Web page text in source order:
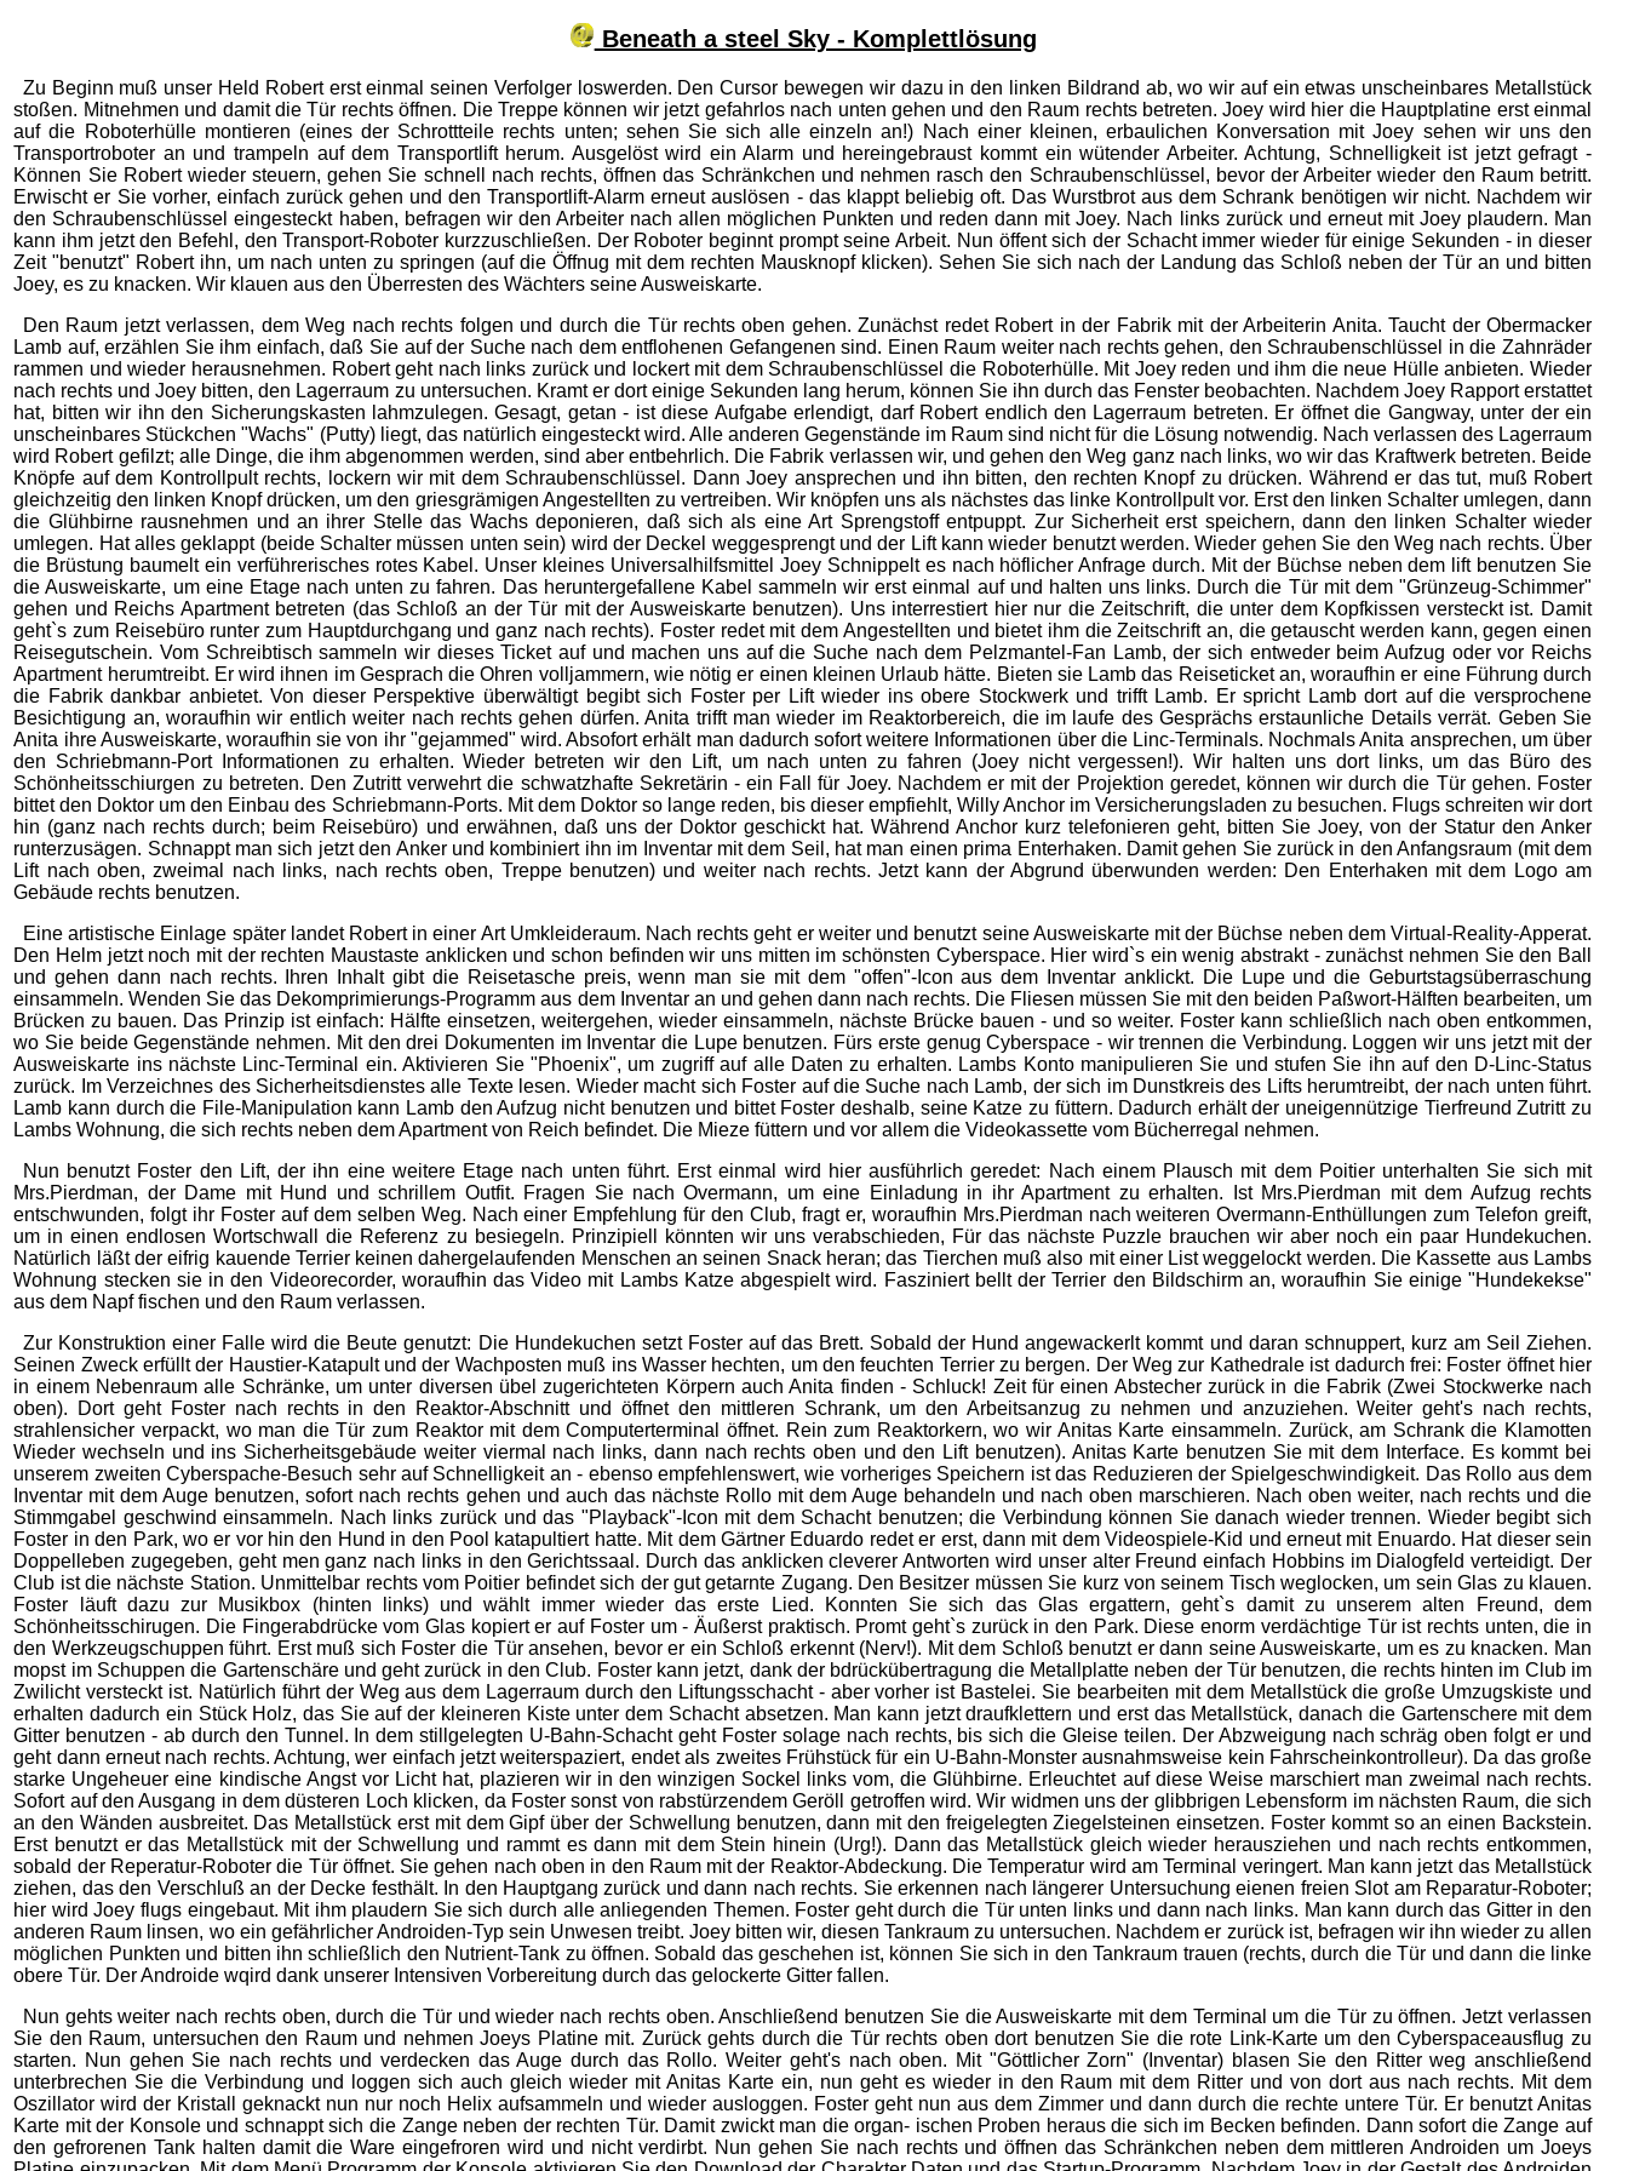
Beneath a steel Sky - Komplettlösung
Zu Beginn muß unser Held Robert erst einmal seinen Verfolger loswerden. Den Cursor bewegen wir dazu in den linken Bildrand ab, wo wir auf ein etwas unscheinbares Metallstück
stoßen. Mitnehmen und damit die Tür rechts öffnen. Die Treppe können wir jetzt gefahrlos nach unten gehen und den Raum rechts betreten. Joey wird hier die Hauptplatine erst einmal
auf die Roboterhülle montieren (eines der Schrottteile rechts unten; sehen Sie sich alle einzeln an!) Nach einer kleinen, erbaulichen Konversation mit Joey sehen wir uns den
Transportroboter an und trampeln auf dem Transportlift herum. Ausgelöst wird ein Alarm und hereingebraust kommt ein wütender Arbeiter. Achtung, Schnelligkeit ist jetzt gefragt -
Können Sie Robert wieder steuern, gehen Sie schnell nach rechts, öffnen das Schränkchen und nehmen rasch den Schraubenschlüssel, bevor der Arbeiter wieder den Raum betritt.
Erwischt er Sie vorher, einfach zurück gehen und den Transportlift-Alarm erneut auslösen - das klappt beliebig oft. Das Wurstbrot aus dem Schrank benötigen wir nicht. Nachdem wir
den Schraubenschlüssel eingesteckt haben, befragen wir den Arbeiter nach allen möglichen Punkten und reden dann mit Joey. Nach links zurück und erneut mit Joey plaudern. Man
kann ihm jetzt den Befehl, den Transport-Roboter kurzzuschließen. Der Roboter beginnt prompt seine Arbeit. Nun öffent sich der Schacht immer wieder für einige Sekunden - in dieser
Zeit "benutzt" Robert ihn, um nach unten zu springen (auf die Öffnug mit dem rechten Mausknopf klicken). Sehen Sie sich nach der Landung das Schloß neben der Tür an und bitten
Joey, es zu knacken. Wir klauen aus den Überresten des Wächters seine Ausweiskarte.
Den Raum jetzt verlassen, dem Weg nach rechts folgen und durch die Tür rechts oben gehen. Zunächst redet Robert in der Fabrik mit der Arbeiterin Anita. Taucht der Obermacker
Lamb auf, erzählen Sie ihm einfach, daß Sie auf der Suche nach dem entflohenen Gefangenen sind. Einen Raum weiter nach rechts gehen, den Schraubenschlüssel in die Zahnräder
rammen und wieder herausnehmen. Robert geht nach links zurück und lockert mit dem Schraubenschlüssel die Roboterhülle. Mit Joey reden und ihm die neue Hülle anbieten. Wieder
nach rechts und Joey bitten, den Lagerraum zu untersuchen. Kramt er dort einige Sekunden lang herum, können Sie ihn durch das Fenster beobachten. Nachdem Joey Rapport erstattet
hat, bitten wir ihn den Sicherungskasten lahmzulegen. Gesagt, getan - ist diese Aufgabe erlendigt, darf Robert endlich den Lagerraum betreten. Er öffnet die Gangway, unter der ein
unscheinbares Stückchen "Wachs" (Putty) liegt, das natürlich eingesteckt wird. Alle anderen Gegenstände im Raum sind nicht für die Lösung notwendig. Nach verlassen des Lagerraum
wird Robert gefilzt; alle Dinge, die ihm abgenommen werden, sind aber entbehrlich. Die Fabrik verlassen wir, und gehen den Weg ganz nach links, wo wir das Kraftwerk betreten. Beide
Knöpfe auf dem Kontrollpult rechts, lockern wir mit dem Schraubenschlüssel. Dann Joey ansprechen und ihn bitten, den rechten Knopf zu drücken. Während er das tut, muß Robert
gleichzeitig den linken Knopf drücken, um den griesgrämigen Angestellten zu vertreiben. Wir knöpfen uns als nächstes das linke Kontrollpult vor. Erst den linken Schalter umlegen, dann
die Glühbirne rausnehmen und an ihrer Stelle das Wachs deponieren, daß sich als eine Art Sprengstoff entpuppt. Zur Sicherheit erst speichern, dann den linken Schalter wieder
umlegen. Hat alles geklappt (beide Schalter müssen unten sein) wird der Deckel weggesprengt und der Lift kann wieder benutzt werden. Wieder gehen Sie den Weg nach rechts. Über
die Brüstung baumelt ein verführerisches rotes Kabel. Unser kleines Universalhilfsmittel Joey Schnippelt es nach höflicher Anfrage durch. Mit der Büchse neben dem lift benutzen Sie
die Ausweiskarte, um eine Etage nach unten zu fahren. Das heruntergefallene Kabel sammeln wir erst einmal auf und halten uns links. Durch die Tür mit dem "Grünzeug-Schimmer"
gehen und Reichs Apartment betreten (das Schloß an der Tür mit der Ausweiskarte benutzen). Uns interrestiert hier nur die Zeitschrift, die unter dem Kopfkissen versteckt ist. Damit
geht`s zum Reisebüro runter zum Hauptdurchgang und ganz nach rechts). Foster redet mit dem Angestellten und bietet ihm die Zeitschrift an, die getauscht werden kann, gegen einen
Reisegutschein. Vom Schreibtisch sammeln wir dieses Ticket auf und machen uns auf die Suche nach dem Pelzmantel-Fan Lamb, der sich entweder beim Aufzug oder vor Reichs
Apartment herumtreibt. Er wird ihnen im Gesprach die Ohren volljammern, wie nötig er einen kleinen Urlaub hätte. Bieten sie Lamb das Reiseticket an, woraufhin er eine Führung durch
die Fabrik dankbar anbietet. Von dieser Perspektive überwältigt begibt sich Foster per Lift wieder ins obere Stockwerk und trifft Lamb. Er spricht Lamb dort auf die versprochene
Besichtigung an, woraufhin wir entlich weiter nach rechts gehen dürfen. Anita trifft man wieder im Reaktorbereich, die im laufe des Gesprächs erstaunliche Details verrät. Geben Sie
Anita ihre Ausweiskarte, woraufhin sie von ihr "gejammed" wird. Absofort erhält man dadurch sofort weitere Informationen über die Linc-Terminals. Nochmals Anita ansprechen, um über
den Schriebmann-Port Informationen zu erhalten. Wieder betreten wir den Lift, um nach unten zu fahren (Joey nicht vergessen!). Wir halten uns dort links, um das Büro des
Schönheitsschiurgen zu betreten. Den Zutritt verwehrt die schwatzhafte Sekretärin - ein Fall für Joey. Nachdem er mit der Projektion geredet, können wir durch die Tür gehen. Foster
bittet den Doktor um den Einbau des Schriebmann-Ports. Mit dem Doktor so lange reden, bis dieser empfiehlt, Willy Anchor im Versicherungsladen zu besuchen. Flugs schreiten wir dort
hin (ganz nach rechts durch; beim Reisebüro) und erwähnen, daß uns der Doktor geschickt hat. Während Anchor kurz telefonieren geht, bitten Sie Joey, von der Statur den Anker
runterzusägen. Schnappt man sich jetzt den Anker und kombiniert ihn im Inventar mit dem Seil, hat man einen prima Enterhaken. Damit gehen Sie zurück in den Anfangsraum (mit dem
Lift nach oben, zweimal nach links, nach rechts oben, Treppe benutzen) und weiter nach rechts. Jetzt kann der Abgrund überwunden werden: Den Enterhaken mit dem Logo am
Gebäude rechts benutzen.
Eine artistische Einlage später landet Robert in einer Art Umkleideraum. Nach rechts geht er weiter und benutzt seine Ausweiskarte mit der Büchse neben dem Virtual-Reality-Apperat.
Den Helm jetzt noch mit der rechten Maustaste anklicken und schon befinden wir uns mitten im schönsten Cyberspace. Hier wird`s ein wenig abstrakt - zunächst nehmen Sie den Ball
und gehen dann nach rechts. Ihren Inhalt gibt die Reisetasche preis, wenn man sie mit dem "offen"-Icon aus dem Inventar anklickt. Die Lupe und die Geburtstagsüberraschung
einsammeln. Wenden Sie das Dekomprimierungs-Programm aus dem Inventar an und gehen dann nach rechts. Die Fliesen müssen Sie mit den beiden Paßwort-Hälften bearbeiten, um
Brücken zu bauen. Das Prinzip ist einfach: Hälfte einsetzen, weitergehen, wieder einsammeln, nächste Brücke bauen - und so weiter. Foster kann schließlich nach oben entkommen,
wo Sie beide Gegenstände nehmen. Mit den drei Dokumenten im Inventar die Lupe benutzen. Fürs erste genug Cyberspace - wir trennen die Verbindung. Loggen wir uns jetzt mit der
Ausweiskarte ins nächste Linc-Terminal ein. Aktivieren Sie "Phoenix", um zugriff auf alle Daten zu erhalten. Lambs Konto manipulieren Sie und stufen Sie ihn auf den D-Linc-Status
zurück. Im Verzeichnes des Sicherheitsdienstes alle Texte lesen. Wieder macht sich Foster auf die Suche nach Lamb, der sich im Dunstkreis des Lifts herumtreibt, der nach unten führt.
Lamb kann durch die File-Manipulation kann Lamb den Aufzug nicht benutzen und bittet Foster deshalb, seine Katze zu füttern. Dadurch erhält der uneigennützige Tierfreund Zutritt zu
Lambs Wohnung, die sich rechts neben dem Apartment von Reich befindet. Die Mieze füttern und vor allem die Videokassette vom Bücherregal nehmen.
Nun benutzt Foster den Lift, der ihn eine weitere Etage nach unten führt. Erst einmal wird hier ausführlich geredet: Nach einem Plausch mit dem Poitier unterhalten Sie sich mit
Mrs.Pierdman, der Dame mit Hund und schrillem Outfit. Fragen Sie nach Overmann, um eine Einladung in ihr Apartment zu erhalten. Ist Mrs.Pierdman mit dem Aufzug rechts
entschwunden, folgt ihr Foster auf dem selben Weg. Nach einer Empfehlung für den Club, fragt er, woraufhin Mrs.Pierdman nach weiteren Overmann-Enthüllungen zum Telefon greift,
um in einen endlosen Wortschwall die Referenz zu besiegeln. Prinzipiell könnten wir uns verabschieden, Für das nächste Puzzle brauchen wir aber noch ein paar Hundekuchen.
Natürlich läßt der eifrig kauende Terrier keinen dahergelaufenden Menschen an seinen Snack heran; das Tierchen muß also mit einer List weggelockt werden. Die Kassette aus Lambs
Wohnung stecken sie in den Videorecorder, woraufhin das Video mit Lambs Katze abgespielt wird. Fasziniert bellt der Terrier den Bildschirm an, woraufhin Sie einige "Hundekekse"
aus dem Napf fischen und den Raum verlassen.
Zur Konstruktion einer Falle wird die Beute genutzt: Die Hundekuchen setzt Foster auf das Brett. Sobald der Hund angewackerlt kommt und daran schnuppert, kurz am Seil Ziehen.
Seinen Zweck erfüllt der Haustier-Katapult und der Wachposten muß ins Wasser hechten, um den feuchten Terrier zu bergen. Der Weg zur Kathedrale ist dadurch frei: Foster öffnet hier
in einem Nebenraum alle Schränke, um unter diversen übel zugerichteten Körpern auch Anita finden - Schluck! Zeit für einen Abstecher zurück in die Fabrik (Zwei Stockwerke nach
oben). Dort geht Foster nach rechts in den Reaktor-Abschnitt und öffnet den mittleren Schrank, um den Arbeitsanzug zu nehmen und anzuziehen. Weiter geht's nach rechts,
strahlensicher verpackt, wo man die Tür zum Reaktor mit dem Computerterminal öffnet. Rein zum Reaktorkern, wo wir Anitas Karte einsammeln. Zurück, am Schrank die Klamotten
Wieder wechseln und ins Sicherheitsgebäude weiter viermal nach links, dann nach rechts oben und den Lift benutzen). Anitas Karte benutzen Sie mit dem Interface. Es kommt bei
unserem zweiten Cyberspache-Besuch sehr auf Schnelligkeit an - ebenso empfehlenswert, wie vorheriges Speichern ist das Reduzieren der Spielgeschwindigkeit. Das Rollo aus dem
Inventar mit dem Auge benutzen, sofort nach rechts gehen und auch das nächste Rollo mit dem Auge behandeln und nach oben marschieren. Nach oben weiter, nach rechts und die
Stimmgabel geschwind einsammeln. Nach links zurück und das "Playback"-Icon mit dem Schacht benutzen; die Verbindung können Sie danach wieder trennen. Wieder begibt sich
Foster in den Park, wo er vor hin den Hund in den Pool katapultiert hatte. Mit dem Gärtner Eduardo redet er erst, dann mit dem Videospiele-Kid und erneut mit Enuardo. Hat dieser sein
Doppelleben zugegeben, geht men ganz nach links in den Gerichtssaal. Durch das anklicken cleverer Antworten wird unser alter Freund einfach Hobbins im Dialogfeld verteidigt. Der
Club ist die nächste Station. Unmittelbar rechts vom Poitier befindet sich der gut getarnte Zugang. Den Besitzer müssen Sie kurz von seinem Tisch weglocken, um sein Glas zu klauen.
Foster läuft dazu zur Musikbox (hinten links) und wählt immer wieder das erste Lied. Konnten Sie sich das Glas ergattern, geht`s damit zu unserem alten Freund, dem
Schönheitsschirugen. Die Fingerabdrücke vom Glas kopiert er auf Foster um - Äußerst praktisch. Promt geht`s zurück in den Park. Diese enorm verdächtige Tür ist rechts unten, die in
den Werkzeugschuppen führt. Erst muß sich Foster die Tür ansehen, bevor er ein Schloß erkennt (Nerv!). Mit dem Schloß benutzt er dann seine Ausweiskarte, um es zu knacken. Man
mopst im Schuppen die Gartenschäre und geht zurück in den Club. Foster kann jetzt, dank der bdrückübertragung die Metallplatte neben der Tür benutzen, die rechts hinten im Club im
Zwilicht versteckt ist. Natürlich führt der Weg aus dem Lagerraum durch den Liftungsschacht - aber vorher ist Bastelei. Sie bearbeiten mit dem Metallstück die große Umzugskiste und
erhalten dadurch ein Stück Holz, das Sie auf der kleineren Kiste unter dem Schacht absetzen. Man kann jetzt draufklettern und erst das Metallstück, danach die Gartenschere mit dem
Gitter benutzen - ab durch den Tunnel. In dem stillgelegten U-Bahn-Schacht geht Foster solage nach rechts, bis sich die Gleise teilen. Der Abzweigung nach schräg oben folgt er und
geht dann erneut nach rechts. Achtung, wer einfach jetzt weiterspaziert, endet als zweites Frühstück für ein U-Bahn-Monster ausnahmsweise kein Fahrscheinkontrolleur). Da das große
starke Ungeheuer eine kindische Angst vor Licht hat, plazieren wir in den winzigen Sockel links vom, die Glühbirne. Erleuchtet auf diese Weise marschiert man zweimal nach rechts.
Sofort auf den Ausgang in dem düsteren Loch klicken, da Foster sonst von rabstürzendem Geröll getroffen wird. Wir widmen uns der glibbrigen Lebensform im nächsten Raum, die sich
an den Wänden ausbreitet. Das Metallstück erst mit dem Gipf über der Schwellung benutzen, dann mit den freigelegten Ziegelsteinen einsetzen. Foster kommt so an einen Backstein.
Erst benutzt er das Metallstück mit der Schwellung und rammt es dann mit dem Stein hinein (Urg!). Dann das Metallstück gleich wieder herausziehen und nach rechts entkommen,
sobald der Reperatur-Roboter die Tür öffnet. Sie gehen nach oben in den Raum mit der Reaktor-Abdeckung. Die Temperatur wird am Terminal veringert. Man kann jetzt das Metallstück
ziehen, das den Verschluß an der Decke festhält. In den Hauptgang zurück und dann nach rechts. Sie erkennen nach längerer Untersuchung eienen freien Slot am Reparatur-Roboter;
hier wird Joey flugs eingebaut. Mit ihm plaudern Sie sich durch alle anliegenden Themen. Foster geht durch die Tür unten links und dann nach links. Man kann durch das Gitter in den
anderen Raum linsen, wo ein gefährlicher Androiden-Typ sein Unwesen treibt. Joey bitten wir, diesen Tankraum zu untersuchen. Nachdem er zurück ist, befragen wir ihn wieder zu allen
möglichen Punkten und bitten ihn schließlich den Nutrient-Tank zu öffnen. Sobald das geschehen ist, können Sie sich in den Tankraum trauen (rechts, durch die Tür und dann die linke
obere Tür. Der Androide wqird dank unserer Intensiven Vorbereitung durch das gelockerte Gitter fallen.
Nun gehts weiter nach rechts oben, durch die Tür und wieder nach rechts oben. Anschließend benutzen Sie die Ausweiskarte mit dem Terminal um die Tür zu öffnen. Jetzt verlassen
Sie den Raum, untersuchen den Raum und nehmen Joeys Platine mit. Zurück gehts durch die Tür rechts oben dort benutzen Sie die rote Link-Karte um den Cyberspaceausflug zu
starten. Nun gehen Sie nach rechts und verdecken das Auge durch das Rollo. Weiter geht's nach oben. Mit "Göttlicher Zorn" (Inventar) blasen Sie den Ritter weg anschließend
unterbrechen Sie die Verbindung und loggen sich auch gleich wieder mit Anitas Karte ein, nun geht es wieder in den Raum mit dem Ritter und von dort aus nach rechts. Mit dem
Oszillator wird der Kristall geknackt nun nur noch Helix aufsammeln und wieder ausloggen. Foster geht nun aus dem Zimmer und dann durch die rechte untere Tür. Er benutzt Anitas
Karte mit der Konsole und schnappt sich die Zange neben der rechten Tür. Damit zwickt man die organ- ischen Proben heraus die sich im Becken befinden. Dann sofort die Zange auf
den gefrorenen Tank halten damit die Ware eingefroren wird und nicht verdirbt. Nun gehen Sie nach rechts und öffnen das Schränkchen neben dem mittleren Androiden um Joeys